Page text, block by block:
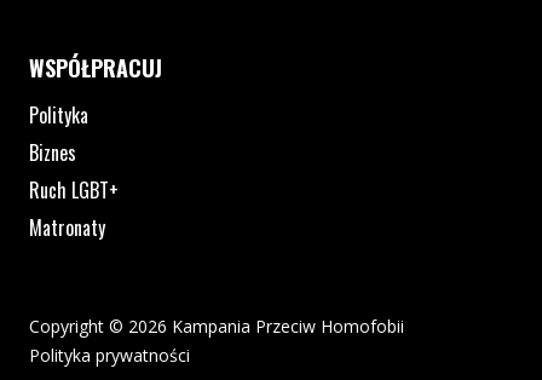
WSPÓŁPRACUJ
Polityka
Biznes
Ruch LGBT+
Matronaty
Copyright © 2026 Kampania Przeciw Homofobii
Polityka prywatności